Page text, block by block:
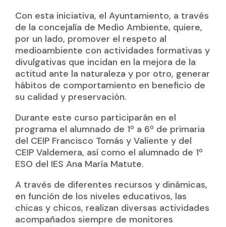
Con esta iniciativa, el Ayuntamiento, a través
de la concejalía de Medio Ambiente, quiere,
por un lado, promover el respeto al
medioambiente con actividades formativas y
divulgativas que incidan en la mejora de la
actitud ante la naturaleza y por otro, generar
hábitos de comportamiento en beneficio de
su calidad y preservación.
Durante este curso participarán en el
programa el alumnado de 1º a 6º de primaria
del CEIP Francisco Tomás y Valiente y del
CEIP Valdemera, así como el alumnado de 1º
ESO del IES Ana María Matute.
A través de diferentes recursos y dinámicas,
en función de los niveles educativos, las
chicas y chicos, realizan diversas actividades
acompañados siempre de monitores